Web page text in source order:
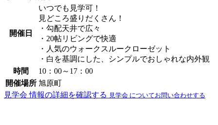
開催日
いつでも見学可！
見どころ盛りだくさん！
・勾配天井で広々
・20帖リビングで快適
・人気のウォークスルークローゼット
・白を基調にした、シンプルでおしゃれな内外観
時間
10：00～17：00
開催場所 旭原町
見学会 情報の詳細を確認する 見学会 についてお問い合わせする